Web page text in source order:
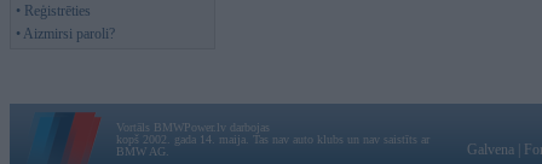
• Reģistrēties
• Aizmirsi paroli?
Vortāls BMWPower.lv darbojas
kopš 2002. gada 14. maija. Tas nav auto klubs un nav saistīts ar
BMW AG.
Galvena